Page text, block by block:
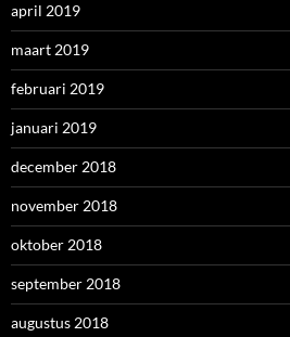
april 2019
maart 2019
februari 2019
januari 2019
december 2018
november 2018
oktober 2018
september 2018
augustus 2018